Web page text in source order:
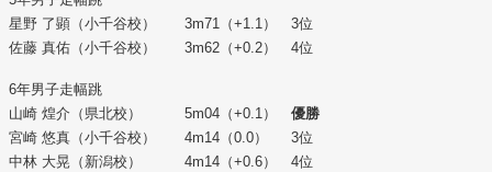
星野 了顕（小千谷校） 3m71（+1.1） 3位
佐藤 真佑（小千谷校） 3m62（+0.2） 4位
6年男子走幅跳
山崎 煌介（県北校） 5m04（+0.1） 優勝
宮崎 悠真（小千谷校） 4m14（0.0） 3位
中林 大晃（新潟校） 4m14（+0.6） 4位